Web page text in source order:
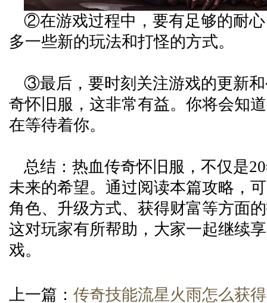
②在游戏过程中，要有足够的耐
多一些新的玩法和打怪的方式。
③最后，要时刻关注游戏的更新
奇怀旧服，这非常有益。你将会知
在等待着你。
总结：热血传奇怀旧服，不仅是
未来的希望。通过阅读本篇攻略，
角色、升级方式、获得财富等方面
这对玩家有所帮助，大家一起继续
戏。
上一篇： 传奇技能流星火雨怎么获得